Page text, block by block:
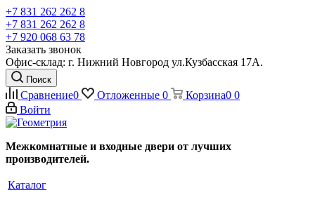
+7 831 262 262 8
+7 831 262 262 8
+7 920 068 63 78
Заказать звонок
Офис-склад: г. Нижний Новгород ул.Кузбасская 17А.
Поиск
Сравнение0 Отложенные 0 Корзина0 0
Войти
Межкомнатные и входные двери от лучших
производителей.
Каталог